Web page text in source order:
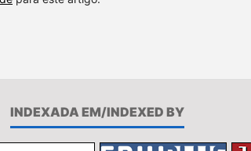
INDEXADA EM/INDEXED BY